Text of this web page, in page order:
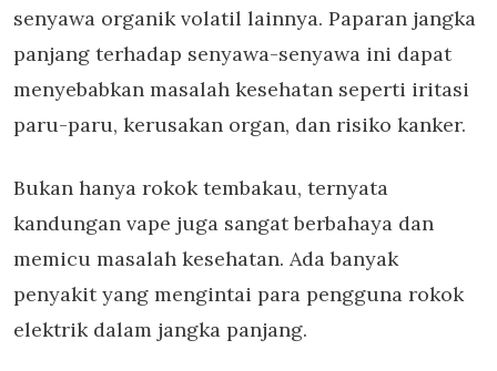
senyawa organik volatil lainnya. Paparan jangka
panjang terhadap senyawa-senyawa ini dapat
menyebabkan masalah kesehatan seperti iritasi
paru-paru, kerusakan organ, dan risiko kanker.
Bukan hanya rokok tembakau, ternyata
kandungan vape juga sangat berbahaya dan
memicu masalah kesehatan. Ada banyak
penyakit yang mengintai para pengguna rokok
elektrik dalam jangka panjang.